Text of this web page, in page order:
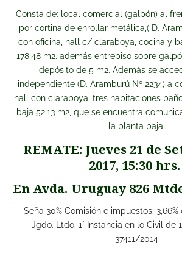
Consta de: local comercial (galpón) al
por cortina de enrollar metálica,( D.
con oficina, hall c/ claraboya, cocina y
178,48 m2. además entrepiso sobre
depósito de 5 m2. Además se
independiente (D. Aramburú Nº 2234) a
hall con claraboya, tres habitaciones
baja 52,13 m2, que se encuentra
la planta baja.
REMATE: Jueves 21 de
2017, 15:30 hrs.
En Avda. Uruguay 826
Seña 30% Comisión e impuestos:
Jgdo. Ltdo. 1° Instancia en lo Civil de
37411/2014